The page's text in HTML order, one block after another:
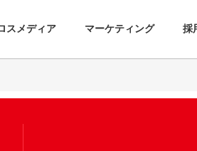
スメディア マーケティング 採